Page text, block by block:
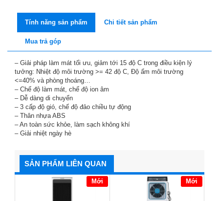
Tính năng sản phẩm Chi tiết sản phẩm
Mua trả góp
– Giải pháp làm mát tối ưu, giảm tới 15 độ C trong điều kiện lý
tưởng: Nhiệt độ môi trường >= 42 độ C, Độ ẩm môi trường
<=40% và phòng thoáng…
– Chế độ làm mát, chế độ ion âm
– Dễ dàng di chuyển
– 3 cấp độ gió, chế độ đảo chiều tự động
– Thân nhựa ABS
– An toàn sức khỏe, làm sạch không khí
– Giải nhiệt ngày hè
SẢN PHẨM LIÊN QUAN
Mới Mới